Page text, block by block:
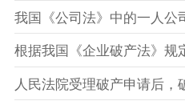
我国《公司法》中的一人公
根据我国《企业破产法》规
人民法院受理破产申请后，